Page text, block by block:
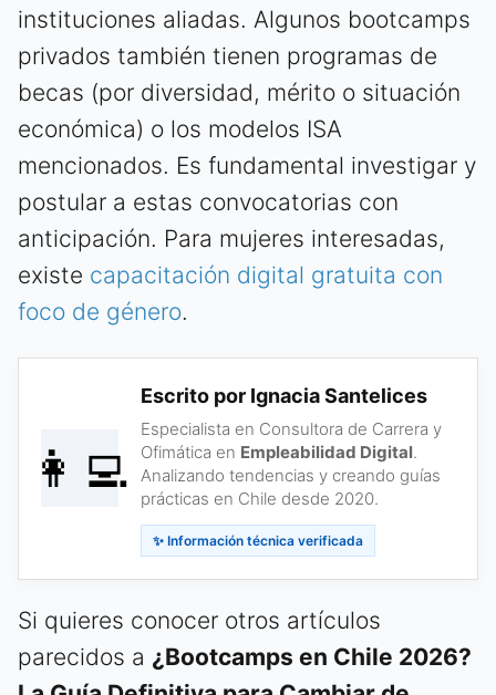
instituciones aliadas. Algunos bootcamps
privados también tienen programas de
becas (por diversidad, mérito o situación
económica) o los modelos ISA
mencionados. Es fundamental investigar y
postular a estas convocatorias con
anticipación. Para mujeres interesadas,
existe capacitación digital gratuita con
foco de género.
👩‍💻
Escrito por Ignacia Santelices
Especialista en Consultora de Carrera y
Ofimática en Empleabilidad Digital.
Analizando tendencias y creando guías
prácticas en Chile desde 2020.
✨ Información técnica verificada
Si quieres conocer otros artículos
parecidos a ¿Bootcamps en Chile 2026?